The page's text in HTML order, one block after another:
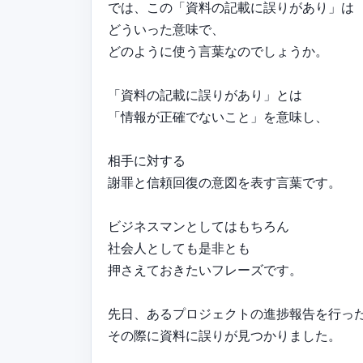
では、この「資料の記載に誤りがあり」は
どういった意味で、
どのように使う言葉なのでしょうか。
「資料の記載に誤りがあり」とは
「情報が正確でないこと」を意味し、
相手に対する
謝罪と信頼回復の意図を表す言葉です。
ビジネスマンとしてはもちろん
社会人としても是非とも
押さえておきたいフレーズです。
先日、あるプロジェクトの進捗報告を行っ
その際に資料に誤りが見つかりました。